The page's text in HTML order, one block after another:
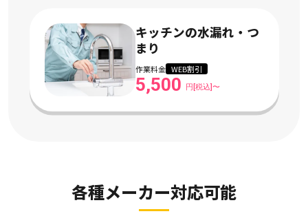
キッチンの水漏れ・つ
まり
作業料金 WEB割引
5,500 円[税込]〜
各種メーカー対応可能